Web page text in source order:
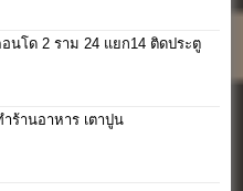
นโด 2 ราม 24 แยก14 ติดประตู
ร้านอาหาร เตาปูน